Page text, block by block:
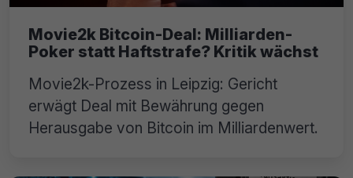
Movie2k Bitcoin-Deal: Milliarden-
Poker statt Haftstrafe? Kritik wächst
Movie2k-Prozess in Leipzig: Gericht
erwägt Deal mit Bewährung gegen
Herausgabe von Bitcoin im Milliardenwert.